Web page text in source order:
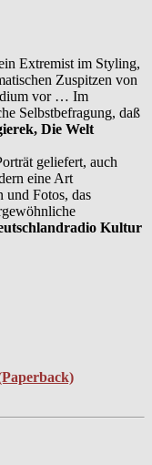
Extremist im Styling,
Zuspitzen von
vor … Im
Selbstbefragung, daß
Die Welt
geliefert, auch
eine Art
und Fotos, das
Kultur